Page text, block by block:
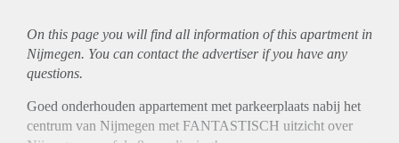
On this page you will find all information of this apartmentin
Nijmegen. You can contact the advertiser if you have any
questions.
Goed onderhouden appartement met parkeerplaats nabij het
centrum van Nijmegen met FANTASTISCH uitzicht over